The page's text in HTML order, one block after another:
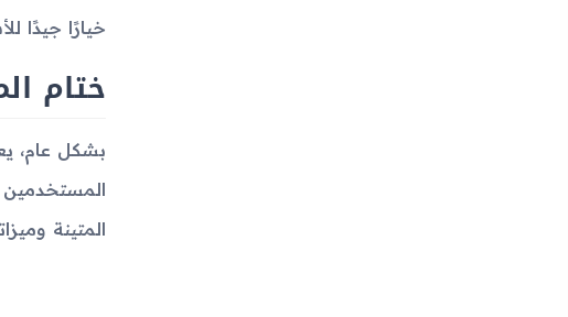
خيارًا جيدًا
ختام
المستخدمين
المتينة